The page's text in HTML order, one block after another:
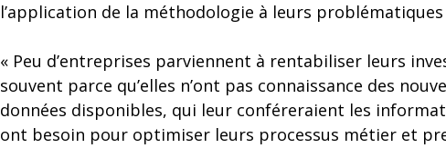
l’application de la méthodologie à leurs
« Peu d’entreprises parviennent à rentabiliser leurs
souvent parce qu’elles n’ont pas connaissance des
données disponibles, qui leur conféreraient les
ont besoin pour optimiser leurs processus métier et